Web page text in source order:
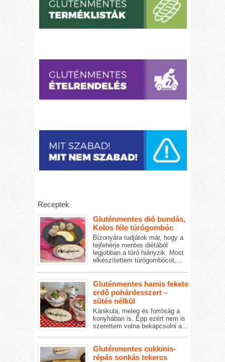
Receptek
Gluténmentes dió bundás,
Kolos féle túrógombóc
Bizonyára tudjátok már, hogy a
tejfehérje mentes diétából
legjobban a túró hiányzik. Most
elkészítettem túrógombócot,...
Gluténmentes hamis fekete
erdő pohárdesszert –
sütés nélkül
Kánikula, meleg és forróság a
konyhában is. Épp ezért nem is
szerettem volna bekapcsolni a...
Gluténmentes cukkinis-
répás sonkás tekercs